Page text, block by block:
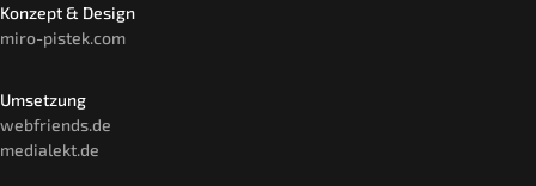
Konzept & Design
miro-pistek.com
Umsetzung
webfriends.de
medialekt.de